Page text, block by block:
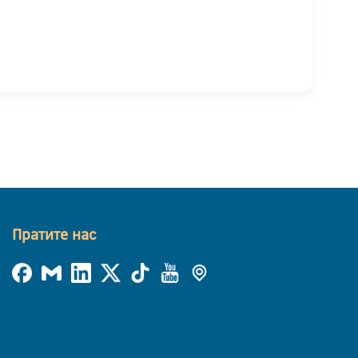
Пратите нас